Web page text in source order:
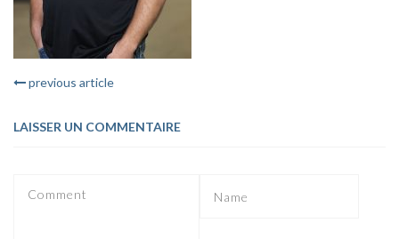
previous article
LAISSER UN COMMENTAIRE